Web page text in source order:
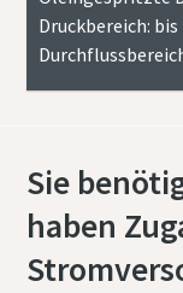
Druckbereich: bis
Sie
haben